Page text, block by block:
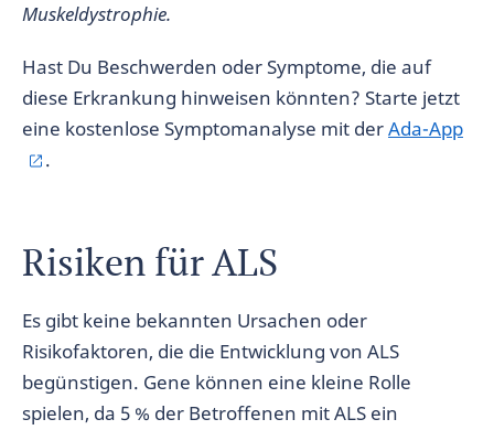
Muskeldystrophie.
Hast Du Beschwerden oder Symptome, die auf
diese Erkrankung hinweisen könnten? Starte jetzt
eine kostenlose Symptomanalyse mit derAda-App
.
Risiken für ALS
Es gibt keine bekannten Ursachen oder
Risikofaktoren, die die Entwicklung von ALS
begünstigen. Gene können eine kleine Rolle
spielen, da 5 % der Betroffenen mit ALS ein